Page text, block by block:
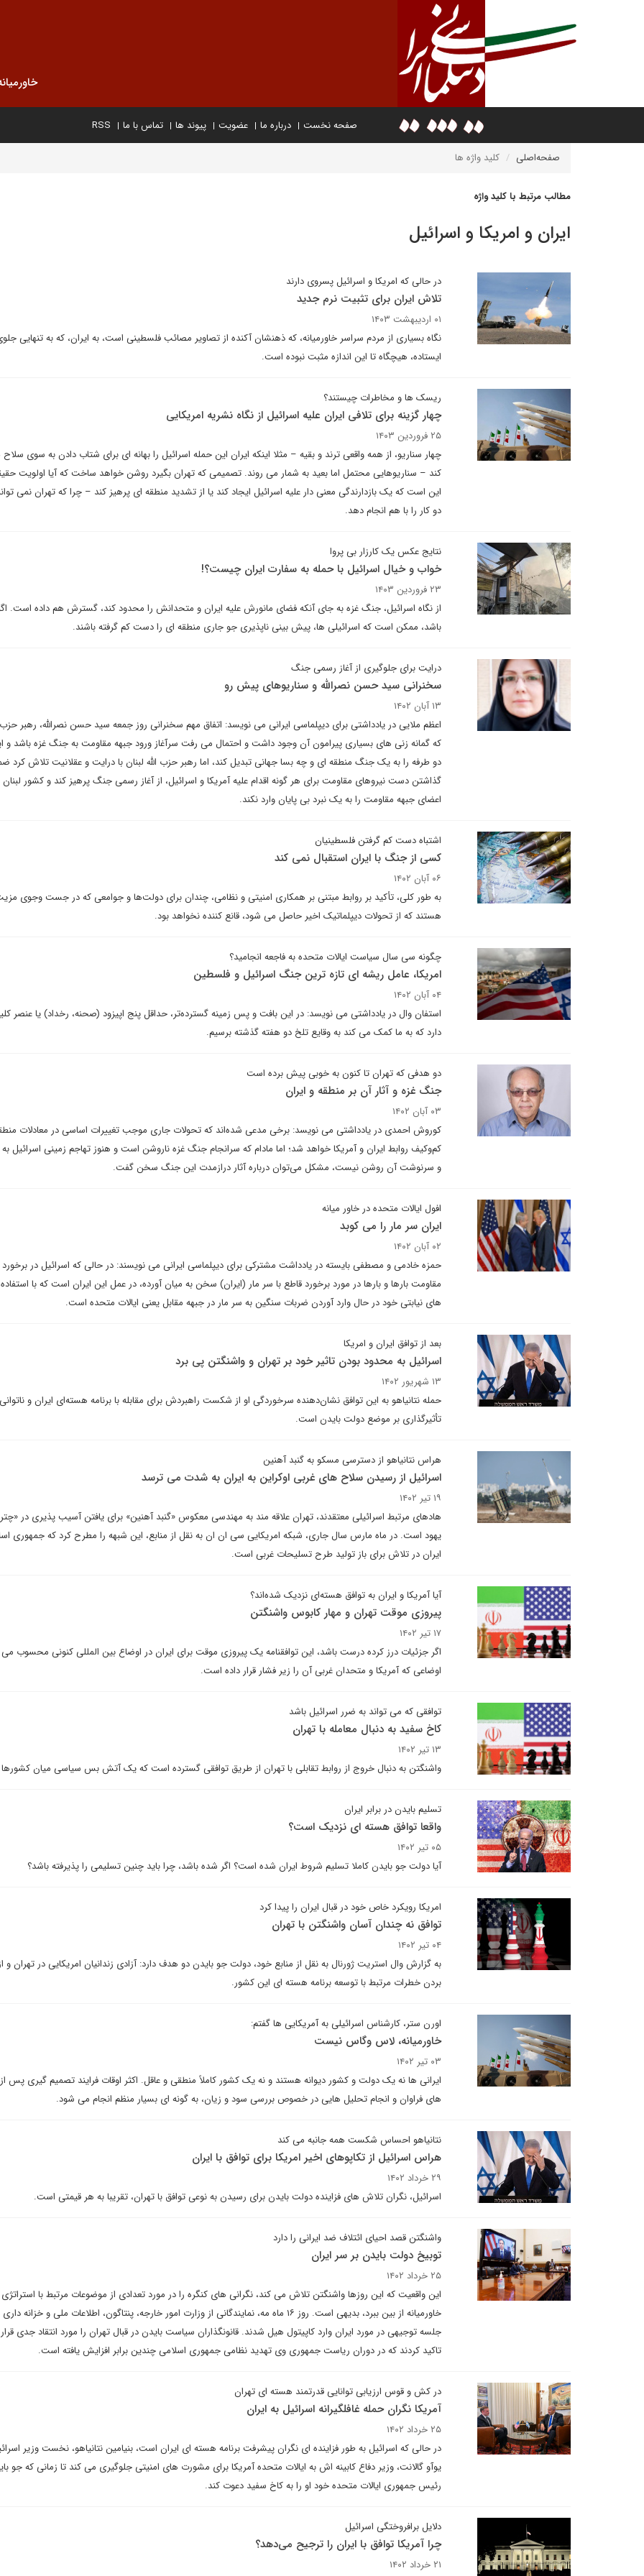
صفحه نخست درباره ما عضویت پیوند ها تماس با ما RSS
صفحه‌اصلی کلید واژه ها
مطالب مرتبط با کلید واژه
ایران و امریکا و اسرائیل
در حالی که امریکا و اسرائیل پسروی دارند
تلاش ایران برای تثبیت نرم جدید
۰۱ اردیبهشت ۱۴۰۳
نگاه بسیاری از مردم سراسر خاورمیانه، که ذهنشان آکنده از تصاویر مصائب فلسطینی است، به ایران، که به تنهایی
ایستاده، هیچگاه تا این اندازه مثبت نبوده است.
ریسک ها و مخاطرات چیستند؟
چهار گزینه برای تلافی ایران علیه اسرائیل از نگاه نشریه امریکایی
۲۵ فروردین ۱۴۰۳
چهار سناریو، از همه واقعی ترند و بقیه – مثلا اینکه ایران این حمله اسرائیل را بهانه ای برای شتاب دادن به سوی
کند – سناریوهایی محتمل اما بعید به شمار می روند. تصمیمی که تهران بگیرد روشن خواهد ساخت که آیا اولویت
این است که یک بازدارندگی معنی دار علیه اسرائیل ایجاد کند یا از تشدید منطقه ای پرهیز کند – چرا که تهران نمی
دو کار را با هم انجام دهد.
نتایج عکس یک کارزار بی پروا
خواب و خیال اسرائیل با حمله به سفارت ایران چیست؟!
۲۳ فروردین ۱۴۰۳
از نگاه اسرائیل، جنگ غزه به جای آنکه فضای مانورش علیه ایران و متحدانش را محدود کند، گسترش هم داده است.
باشد، ممکن است که اسرائیلی ها، پیش بینی ناپذیری جو جاری منطقه ای را دست کم گرفته باشند.
درایت برای جلوگیری از آغاز رسمی جنگ
سخنرانی سید حسن نصرالله و سناریوهای پیش رو
۱۳ آبان ۱۴۰۲
اعظم ملایی در یادداشتی برای دیپلماسی ایرانی می نویسد: اتفاق مهم سخنرانی روز جمعه سید حسن نصرالله، رهبر حزب
که گمانه زنی های بسیاری پیرامون آن وجود داشت و احتمال می رفت سرآغاز ورود جبهه مقاومت به جنگ غزه باشد
دو طرفه را به یک جنگ منطقه ای و چه بسا جهانی تبدیل کند، اما رهبر حزب الله لبنان با درایت و عقلانیت تلاش کرد
گذاشتن دست نیروهای مقاومت برای هر گونه اقدام علیه آمریکا و اسرائیل، از آغاز رسمی جنگ پرهیز کند و کشور لبنان
اعضای جبهه مقاومت را به یک نبرد بی پایان وارد نکند.
اشتباه دست کم گرفتن فلسطینیان
کسی از جنگ با ایران استقبال نمی کند
۰۶ آبان ۱۴۰۲
به طور کلی، تأکید بر روابط مبتنی بر همکاری امنیتی و نظامی، چندان برای دولت‌ها و جوامعی که در جست وجوی
هستند که از تحولات دیپلماتیک اخیر حاصل می شود، قانع کننده نخواهد بود.
چگونه سی سال سیاست ایالات متحده به فاجعه انجامید؟
امریکا، عامل ریشه ای تازه ترین جنگ اسرائیل و فلسطین
۰۴ آبان ۱۴۰۲
استفان وال در یادداشتی می نویسد: در این بافت و پس زمینه گسترده‌تر، حداقل پنج اپیزود (صحنه، رخداد) یا عنصر
دارد که به ما کمک می کند به وقایع تلخ دو هفته گذشته برسیم.
دو هدفی که تهران تا کنون به خوبی پیش برده است
جنگ غزه و آثار آن بر منطقه و ایران
۰۳ آبان ۱۴۰۲
کوروش احمدی در یادداشتی می نویسد: برخی مدعی شده‌اند که تحولات جاری موجب تغییرات اساسی در معادلات
کم‌وکیف روابط ایران و آمریکا خواهد شد؛ اما مادام که سرانجام جنگ غزه ناروشن است و هنوز تهاجم زمینی اسرائیل
و سرنوشت آن روشن نیست، مشکل می‌توان درباره آثار درازمدت این جنگ سخن گفت.
افول ایالات متحده در خاور میانه
ایران سر مار را می کوبد
۰۲ آبان ۱۴۰۲
حمزه خادمی و مصطفی بایسته در یادداشت مشترکی برای دیپلماسی ایرانی می نویسند: در حالی که اسرائیل در برخورد
مقاومت بارها و بارها در مورد برخورد قاطع با سر مار (ایران) سخن به میان آورده، در عمل این ایران است که با استفاده
های نیابتی خود در حال وارد آوردن ضربات سنگین به سر مار در جبهه مقابل یعنی ایالات متحده است.
بعد از توافق ایران و امریکا
اسرائیل به محدود بودن تاثیر خود بر تهران و واشنگتن پی برد
۱۳ شهریور ۱۴۰۲
حمله نتانیاهو به این توافق نشان‌دهنده سرخوردگی او از شکست راهبردش برای مقابله با برنامه هسته‌ای ایران و
تأثیرگذاری بر موضع دولت بایدن است.
هراس نتانیاهو از دسترسی مسکو به گنبد آهنین
اسرائیل از رسیدن سلاح های غربی اوکراین به ایران به شدت می ترسد
۱۹ تیر ۱۴۰۲
هادهای مرتبط اسرائیلی معتقدند، تهران علاقه مند به مهندسی معکوس «گنبد آهنین» برای یافتن آسیب پذیری در
یهود است. در ماه مارس سال جاری، شبکه امریکایی سی ان ان به نقل از منابع، این شبهه را مطرح کرد که جمهوری
ایران در تلاش برای باز تولید طرح تسلیحات غربی است.
آیا آمریکا و ایران به توافق هسته‌ای نزدیک شده‌اند؟
پیروزی موقت تهران و مهار کابوس واشنگتن
۱۷ تیر ۱۴۰۲
اگر جزئیات درز کرده درست باشد‏، این توافقنامه یک پیروزی موقت برای ایران در اوضاع بین المللی کنونی محسوب
اوضاعی که آمریکا و متحدان غربی آن را زیر فشار قرار داده است.
توافقی که می تواند به ضرر اسرائیل باشد
کاخ سفید به دنبال معامله با تهران
۱۳ تیر ۱۴۰۲
واشنگتن به دنبال خروج از روابط تقابلی با تهران از طریق توافقی گسترده است که یک آتش بس سیاسی میان
تسلیم بایدن در برابر ایران
واقعا توافق هسته ای نزدیک است؟
۰۵ تیر ۱۴۰۲
آیا دولت جو بایدن کاملا تسلیم شروط ایران شده است؟ اگر شده باشد، چرا باید چنین تسلیمی را پذیرفته باشد؟
امریکا رویکرد خاص خود در قبال ایران را پیدا کرد
توافق نه چندان آسان واشنگتن با تهران
۰۴ تیر ۱۴۰۲
به گزارش وال استریت ژورنال به نقل از منابع خود، دولت جو بایدن دو هدف دارد: آزادی زندانیان امریکایی در تهران و
بردن خطرات مرتبط با توسعه برنامه هسته ای این کشور.
اورن ستر، کارشناس اسرائیلی به آمریکایی ‎ها گفتم:
خاورمیانه، لاس وگاس نیست
۰۳ تیر ۱۴۰۲
ایرانی ها نه یک دولت و کشور دیوانه هستند و نه یک کشور کاملاً منطقی و عاقل. اکثر اوقات فرایند تصمیم گیری پس
نتانیاهو احساس شکست همه جانبه می کند
هراس اسرائیل از تکاپوهای اخیر امریکا برای توافق با ایران
۲۹ خرداد ۱۴۰۲
اسرائیل، نگران تلاش های فزاینده دولت بایدن برای رسیدن به نوعی توافق با تهران، تقریبا به هر قیمتی است.
واشنگتن قصد احیای ائتلاف ضد ایرانی را دارد
توبیخ دولت بایدن بر سر ایران
۲۵ خرداد ۱۴۰۲
این واقعیت که این روزها واشنگتن تلاش می کند، نگرانی های کنگره را در مورد تعدادی از موضوعات مرتبط با
خاورمیانه از بین ببرد، بدیهی است. روز ۱۶ ماه مه، نمایندگانی از وزارت امور خارجه، پنتاگون، اطلاعات ملی و
جلسه توجیهی در مورد ایران وارد کاپیتول هیل شدند. قانونگذاران سیاست بایدن در قبال تهران را مورد انتقاد جدی قرار
تاکید کردند که در دوران ریاست جمهوری وی تهدید نظامی جمهوری اسلامی چندین برابر افزایش یافته است.
در کش و قوس ارزیابی توانایی قدرتمند هسته ای تهران
آمریکا نگران حمله غافلگیرانه اسرائیل به ایران
۲۵ خرداد ۱۴۰۲
در حالی که اسرائیل به طور فزاینده ای نگران پیشرفت برنامه هسته ای ایران است، بنیامین نتانیاهو، نخست وزیر
یوآو گالانت، وزیر دفاع کابینه اش به ایالات متحده آمریکا برای مشورت های امنیتی جلوگیری می کند تا زمانی که جو
رئیس جمهوری ایالات متحده خود او را به کاخ سفید دعوت کند.
دلایل برافروختگی اسرائیل
چرا آمریکا توافق با ایران را ترجیح می‌دهد؟
۲۱ خرداد ۱۴۰۲